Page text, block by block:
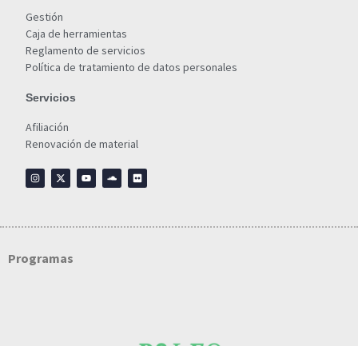
Gestión
Caja de herramientas
Reglamento de servicios
Política de tratamiento de datos personales
Servicios
Afiliación
Renovación de material
Programas